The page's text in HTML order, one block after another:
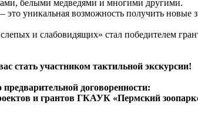
белыми медведями и многими другими.
уникальная возможность получить новые
и слабовидящих» стал победителем
стать участником тактильной экскурсии!
договоренности:
и грантов ГКАУК «Пермский